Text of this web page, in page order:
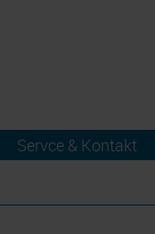
Servce & Kontakt